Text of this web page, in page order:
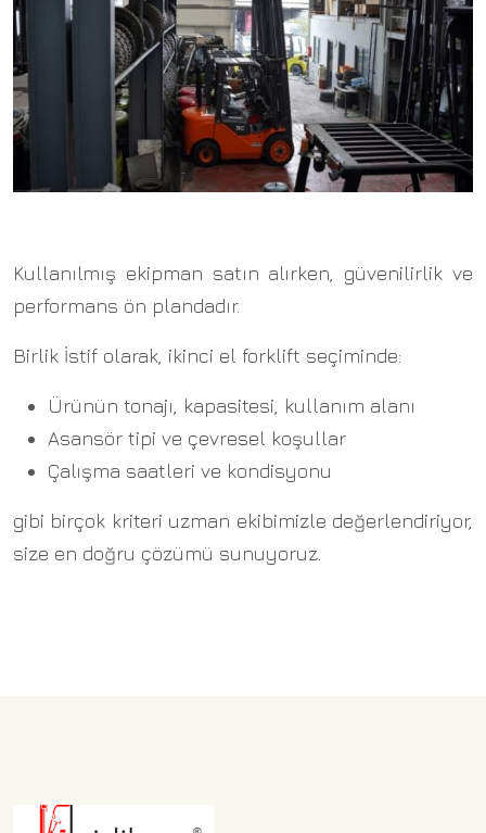
Kullanılmış ekipman satın alırken, güvenilirlik ve
performans ön plandadır.
Birlik İstif olarak, ikinci el forklift seçiminde:
Ürünün tonajı, kapasitesi, kullanım alanı
Asansör tipi ve çevresel koşullar
Çalışma saatleri ve kondisyonu
gibi birçok kriteri uzman ekibimizle değerlendiriyor,
size en doğru çözümü sunuyoruz.